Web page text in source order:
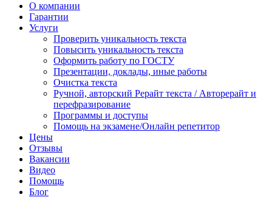
О компании
Гарантии
Услуги
Проверить уникальность текста
Повысить уникальность текста
Оформить работу по ГОСТУ
Презентации, доклады, иные работы
Очистка текста
Ручной, авторский Рерайт текста / Авторерайт и
перефразирование
Программы и доступы
Помощь на экзамене/Онлайн репетитор
Цены
Отзывы
Вакансии
Видео
Помощь
Блог